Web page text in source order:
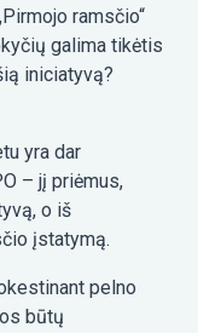
ramsčio“
galima tikėtis
iniciatyvą?
yra dar
– jį priėmus,
o iš
įstatymą.
pelno
būtų